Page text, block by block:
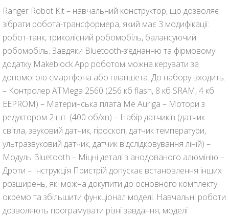
Ranger Robot Kit – навчальний конструктор, що дозволяє
зібрати робота-трансформера, який має 3 модифікації:
робот-танк, триколісний робомобіль, балансуючий
робомобіль. Завдяки Bluetooth-з’єднанню та фірмовому
додатку Makeblock App роботом можна керувати за
допомогою смартфона або планшета. До набору входить:
– Контролер ATMega 2560 (256 кб flash, 8 кб SRAM, 4 кб
EEPROM) – Материнська плата Me Auriga – Мотори з
редуктором 2 шт. (400 об/хв) – Набір датчиків (датчик
світла, звуковий датчик, гіроскоп, датчик температури,
ультразвуковий датчик, датчик відслідковування ліній) –
Модуль Bluetooth – Міцні деталі з анодованого алюмінію –
Дроти – Інструкція Пристрій допускає встановлення інших
розширень, які можна докупити до основного комплекту
окремо та збільшити функціонал моделі. Навчальні роботи
дозволяють програмувати різні завдання, моделі